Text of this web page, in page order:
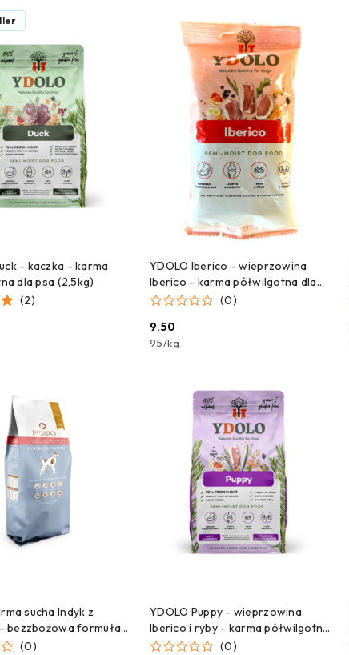
- kaczka - karma
dla psa (2,5kg)
(2)
YDOLO Iberico - wieprzowina
Iberico - karma półwilgotna dla
psa - próbka - 100g
(0)
Cena:
9.50
95/kg
sucha Indyk z
bezzbożowa formuła
średnich i
(0)
YDOLO Puppy - wieprzowina
Iberico i ryby - karma półwilgotna
dla szczeniąt (2,5kg)
(0)